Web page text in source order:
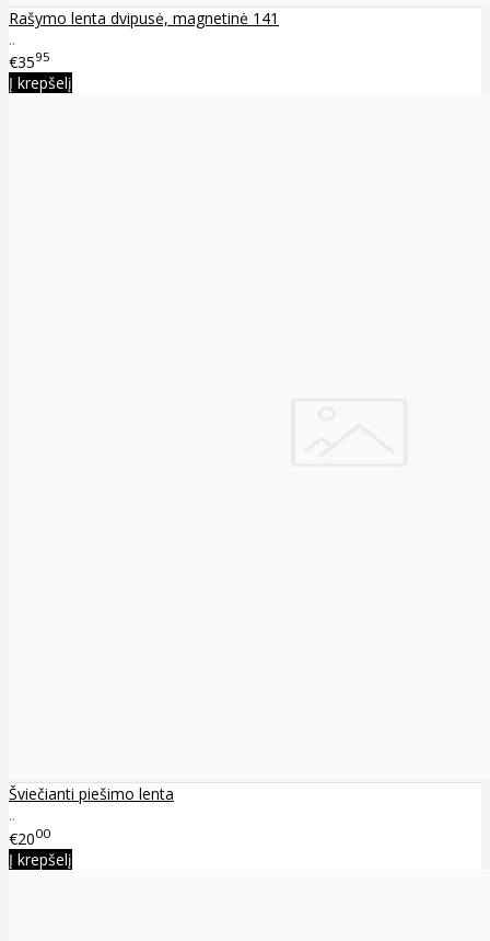
Rašymo lenta dvipusė, magnetinė 141
..
€3595
Į krepšelį
Šviečianti piešimo lenta
..
€2000
Į krepšelį